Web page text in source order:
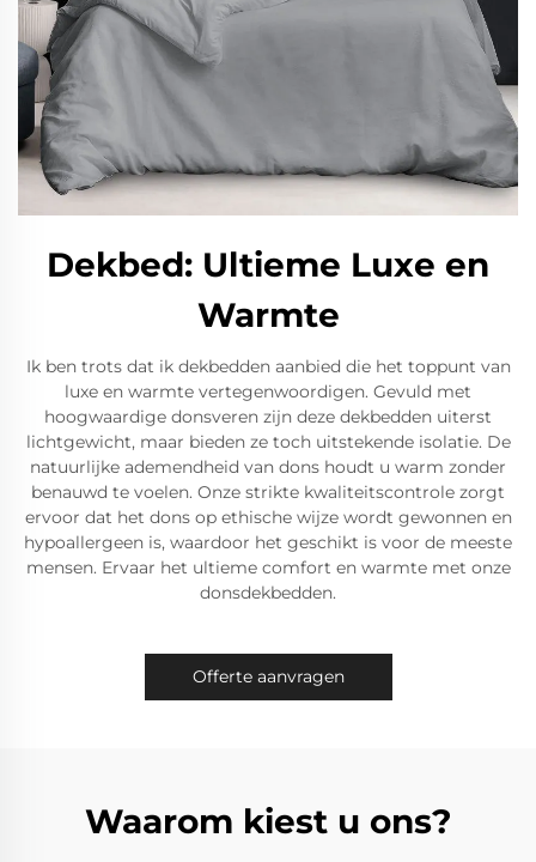
Dekbed: Ultieme Luxe en
Warmte
Ik ben trots dat ik dekbedden aanbied die het toppunt van
luxe en warmte vertegenwoordigen. Gevuld met
hoogwaardige donsveren zijn deze dekbedden uiterst
lichtgewicht, maar bieden ze toch uitstekende isolatie. De
natuurlijke ademendheid van dons houdt u warm zonder
benauwd te voelen. Onze strikte kwaliteitscontrole zorgt
ervoor dat het dons op ethische wijze wordt gewonnen en
hypoallergeen is, waardoor het geschikt is voor de meeste
mensen. Ervaar het ultieme comfort en warmte met onze
donsdekbedden.
Offerte aanvragen
Waarom kiest u ons?